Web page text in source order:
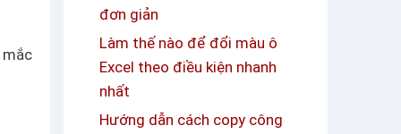
đơn giản
Làm thế nào để đổi màu ô
Excel theo điều kiện nhanh
nhất
Hướng dẫn cách copy công